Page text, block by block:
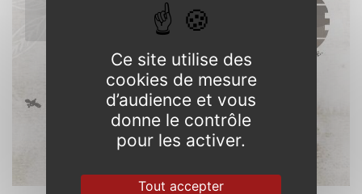
Ce site utilise des
cookies de mesure
d’audience et vous
donne le contrôle
pour les activer.
Tout accepter